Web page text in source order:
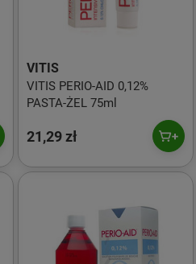
VITIS
VITIS PERIO-AID 0,12%
PASTA-ŻEL 75ml
21,29 zł